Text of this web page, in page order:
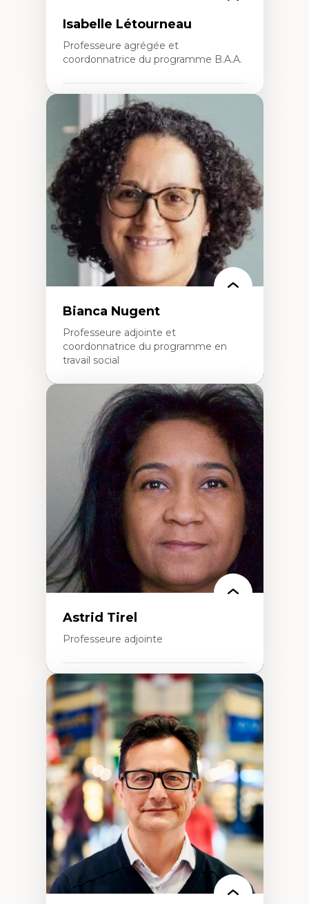
Isabelle Létourneau
Professeure agrégée et
coordonnatrice du programme B.A.A.
Expertises
Conciliation travail-vie personnelle
Gestion des ressources humaines
(attraction et fidélisation de la main-
d’œuvre)
Responsabilité sociale des organisations
Interventions organisationnelles
Comportement organisationnel
(mobilisation au travail)
Recherche qualitative
Éthique des affaires
Bianca Nugent
Professeure adjointe et
coordonnatrice du programme en
travail social
Expertises
Travail social, action et justice sociale
Fondements de l’intervention et des
nouvelles pratiques en travail social et en
éducation inclusive
Minorités linguistiques, offre active et
francophonie plurielle en contexte
linguistique minoritaire
Études critiques sur le handicap, la
neurodiversité, l'agentivité et les injustices
épistémiques
Intersectionnalité et réalités 2SLGBTQ+
Méthodes d’interventions et approches
antiraciste, décoloniale, anti-oppressive
Approche interculturelle critique
Pair-aidance, proche aidance, famille
choisie et soutien mutuel
familiale et interpersonnelle
Recherche participative avec, pour et avec
et centrée sur la primauté de la personne
Astrid Tirel
Professeure adjointe
Expertises
Art
Anti-discrimination
Décolonisation de l’enseignement, de la
recherche, des institutions administratives
et syndicales
Pluralisme épistémologique et
francophonie
Culture
Politiques culturelles
Vivre ensemble
Anti-racisme
Anti-sexisme
Pratiques non oppressives